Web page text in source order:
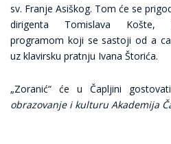
sv. Franje Asiškog. Tom će se
dirigenta Tomislava Košte,
programom koji se sastoji od a
uz klavirsku pratnju Ivana Štorića.
„Zoranić“ će u Čapljini
obrazovanje i kulturu Akademija